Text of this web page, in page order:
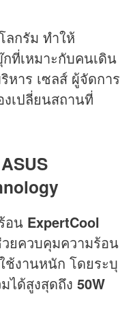
ลกรัม ทำให้
ที่เหมาะกับคนเดิน
หาร เซลส์ ผู้จัดการ
เปลี่ยนสถานที่
อน ExpertCool
ยควบคุมความร้อน
งานหนัก โดยระบุ
ได้สูงสุดถึง 50W